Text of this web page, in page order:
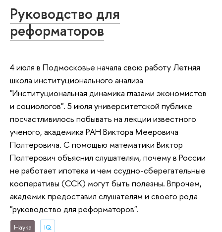
Руководство для
реформаторов
4 июля в Подмосковье начала свою работу Летняя
школа институционального анализа
"Институциональная динамика глазами экономистов
и социологов". 5 июля университетской публике
посчастливилось побывать на лекции известного
ученого, академика РАН Виктора Мееровича
Полтеровича. С помощью математики Виктор
Полтерович объяснил слушателям, почему в России
не работает ипотека и чем ссудно-сберегательные
кооперативы (ССК) могут быть полезны. Впрочем,
академик предоставил слушателям и своего рода
"руководство для реформаторов".
Наука IQ